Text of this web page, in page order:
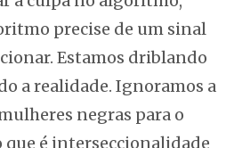
precise de um sinal
Estamos driblando
a realidade. Ignoramos a
negras para o
é interseccionalidade